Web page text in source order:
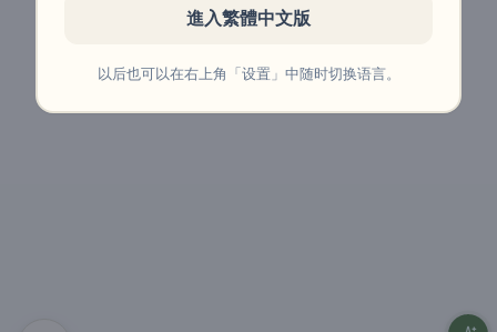
進入繁體中文版
以后也可以在右上角「设置」中随时切换语言。